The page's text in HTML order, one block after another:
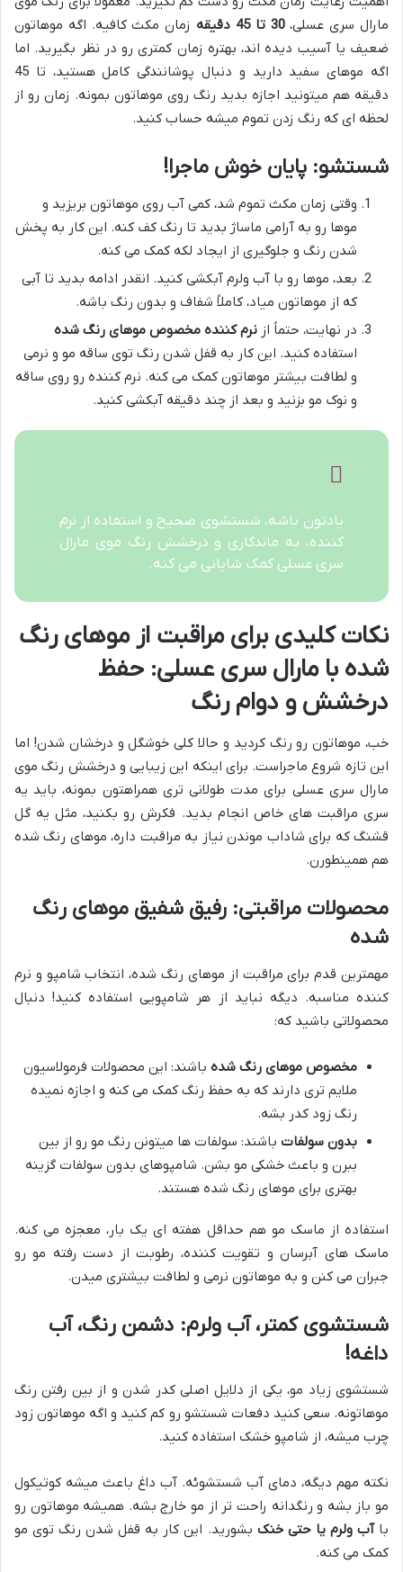
مارال سری عسلی،30 تا 45 دقیقه
زمان مکث کافیه. اگه موهاتون
ضعیف یا آسیب دیده اند، بهتره زمان کمتری رو در نظر بگیرید. اما
اگه موهای سفید دارید و دنبال پوشانندگی کامل هستید، تا 45
دقیقه هم میتونید اجازه بدید رنگ روی موهاتون بمونه. زمان رو از
لحظه ای که رنگ زدن تموم میشه حساب کنید.
شستشو: پایان خوش ماجرا!
وقتی زمان مکث تموم شد، کمی آب روی موهاتون بریزید و
موها رو به آرامی ماساژ بدید تا رنگ کف کنه. این کار به پخش
شدن رنگ و جلوگیری از ایجاد لکه کمک می کنه.
بعد، موها رو با آب ولرم آبکشی کنید. انقدر ادامه بدید تا آبی
که از موهاتون میاد، کاملاً شفاف و بدون رنگ باشه.
در نهایت، حتماً از نرم کننده مخصوص موهای رنگ شده
استفاده کنید. این کار به قفل شدن رنگ توی ساقه مو و نرمی
و لطافت بیشتر موهاتون کمک می کنه. نرم کننده رو روی ساقه
و نوک مو بزنید و بعد از چند دقیقه آبکشی کنید.
یادتون باشه، شستشوی صحیح و استفاده از نرم
کننده، به ماندگاری و درخشش رنگ موی مارال
سری عسلی کمک شایانی می کنه.
نکات کلیدی برای مراقبت از موهای رنگ
شده با مارال سری عسلی: حفظ
درخشش و دوام رنگ
خب، موهاتون رو رنگ کردید و حالا کلی خوشگل و درخشان شدن! اما
این تازه شروع ماجراست. برای اینکه این زیبایی و درخشش رنگ موی
مارال سری عسلی برای مدت طولانی تری همراهتون بمونه، باید یه
سری مراقبت های خاص انجام بدید. فکرش رو بکنید، مثل یه گل
قشنگ که برای شاداب موندن نیاز به مراقبت داره، موهای رنگ شده
هم همینطورن.
محصولات مراقبتی: رفیق شفیق موهای رنگ
شده
مهمترین قدم برای مراقبت از موهای رنگ شده، انتخاب شامپو و نرم
کننده مناسبه. دیگه نباید از هر شامپویی استفاده کنید! دنبال
محصولاتی باشید که:
مخصوص موهای رنگ شده باشند: این محصولات فرمولاسیون
ملایم تری دارند که به حفظ رنگ کمک می کنه و اجازه نمیده
رنگ زود کدر بشه.
بدون سولفات باشند: سولفات ها میتونن رنگ مو رو از بین
ببرن و باعث خشکی مو بشن. شامپوهای بدون سولفات گزینه
بهتری برای موهای رنگ شده هستند.
استفاده از ماسک مو هم حداقل هفته ای یک بار، معجزه می کنه.
ماسک های آبرسان و تقویت کننده، رطوبت از دست رفته مو رو
جبران می کنن و به موهاتون نرمی و لطافت بیشتری میدن.
شستشوی کمتر، آب ولرم: دشمن رنگ، آب
داغه!
شستشوی زیاد مو، یکی از دلایل اصلی کدر شدن و از بین رفتن رنگ
موهاتونه. سعی کنید دفعات شستشو رو کم کنید و اگه موهاتون زود
چرب میشه، از شامپو خشک استفاده کنید.
نکته مهم دیگه، دمای آب شستشوئه. آب داغ باعث میشه کوتیکول
مو باز بشه و رنگدانه راحت تر از مو خارج بشه. همیشه موهاتون رو
باآب ولرم یا حتی خنک بشورید. این کار به قفل شدن رنگ توی مو
کمک می کنه.